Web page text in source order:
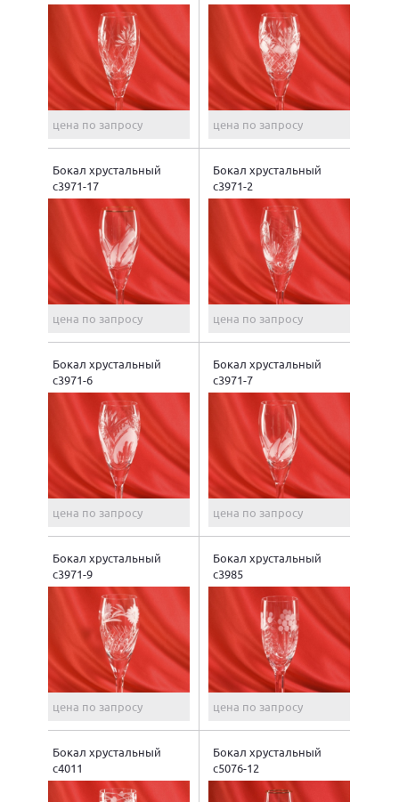
цена по запросу цена по запросу
Бокал хрустальный
с3971-17
цена по запросу
Бокал хрустальный
с3971-2
цена по запросу
Бокал хрустальный
с3971-6
цена по запросу
Бокал хрустальный
с3971-7
цена по запросу
Бокал хрустальный
с3971-9
цена по запросу
Бокал хрустальный
с3985
цена по запросу
Бокал хрустальный
с4011
Бокал хрустальный
с5076-12